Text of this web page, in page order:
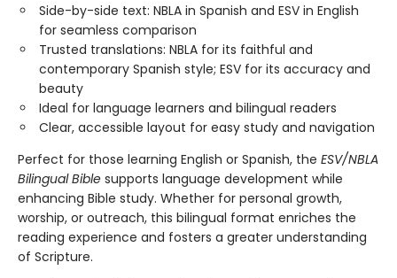
Side-by-side text: NBLA in Spanish and ESV in English
for seamless comparison
Trusted translations: NBLA for its faithful and
contemporary Spanish style; ESV for its accuracy and
beauty
Ideal for language learners and bilingual readers
Clear, accessible layout for easy study and navigation
Perfect for those learning English or Spanish, the ESV/NBLA
Bilingual Bible supports language development while
enhancing Bible study. Whether for personal growth,
worship, or outreach, this bilingual format enriches the
reading experience and fosters a greater understanding
of Scripture.